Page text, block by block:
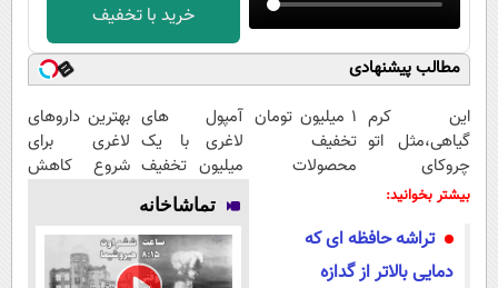
خرید با تخفیف
مطالب پیشنهادی
این کرم
گیاهی،مثل اتو
چروکای
پوستتوصاف
۱ میلیون تومان
تخفیف
محصولات
شروع کاهش
وزن
آمپول های
لاغری با یک
میلیون تخفیف
| ارسال از
داروخانه های
معتبر
بهترین داروهای
لاغری برای
شروع کاهش
نزدیکت!
بیشتر بخوانید:
تراشه حافظه ای که
دمایی بالاتر از گدازه
تماشاخانه